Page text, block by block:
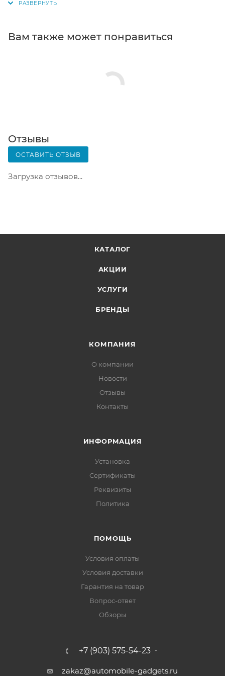
телефон или e-mail придет уникальный код.
Почтовая доставка через почту России. Когда
Вскрывать коробку самостоятельно вы можете
только после оплаты заказа. Один заказ может
содержать не больше 10 позиций и его стоимость
не должна превышать 100 000 р.
Вам также может понравиться
Отзывы
ОСТАВИТЬ ОТЗЫВ
Загрузка отзывов...
КАТАЛОГ
АКЦИИ
УСЛУГИ
БРЕНДЫ
КОМПАНИЯ
О компании
Новости
Отзывы
Контакты
ИНФОРМАЦИЯ
Установка
Сертификаты
Реквизиты
Политика
ПОМОЩЬ
Условия оплаты
Условия доставки
Гарантия на товар
Вопрос-ответ
Обзоры
+7 (903) 575-54-23
zakaz@automobile-gadgets.ru